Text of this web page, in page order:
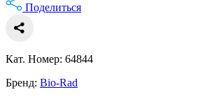
Поделиться
Кат. Номер: 64844
Бренд: Bio-Rad